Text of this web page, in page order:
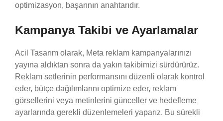
optimizasyon, başarının anahtarıdır.
Kampanya Takibi ve Ayarlamalar
Acil Tasarım olarak, Meta reklam kampanyalarınızı
yayına aldıktan sonra da yakın takibimizi sürdürürüz.
Reklam setlerinin performansını düzenli olarak kontrol
eder, bütçe dağılımlarını optimize eder, reklam
görsellerini veya metinlerini günceller ve hedefleme
ayarlarında gerekli düzenlemeleri yaparız. Bu sürekli